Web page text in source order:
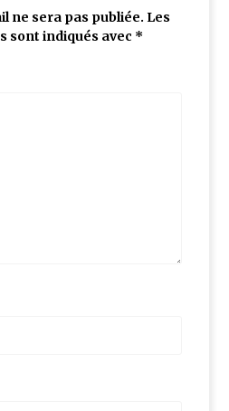
ne sera pas publiée. Les
sont indiqués avec *